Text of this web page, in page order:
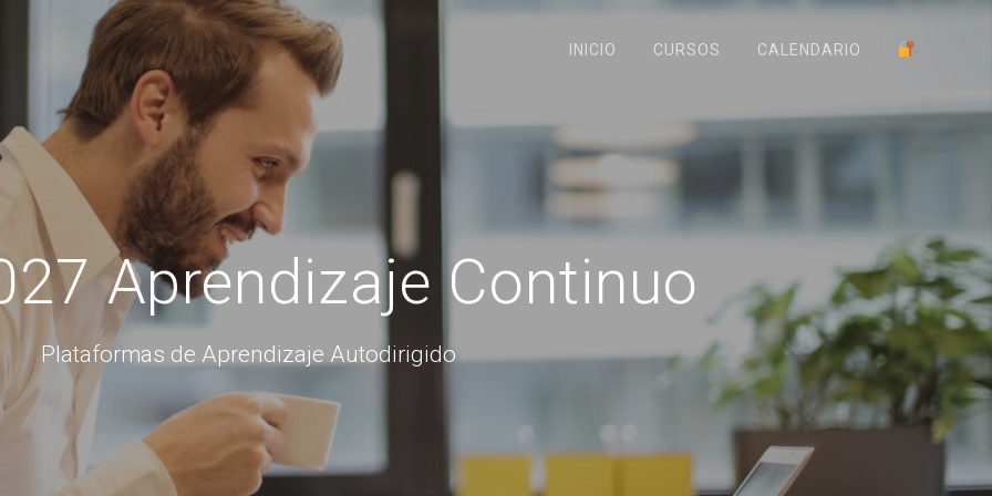
INICIO CURSOS CALENDARIO
Aprendizaje Continuo
Plataformas de Aprendizaje Autodirigido